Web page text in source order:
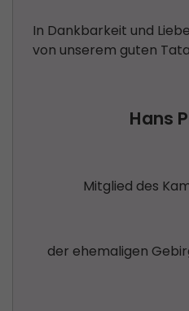
In Dankbarkeit und
von unserem guten Tata
Hans
Mitglied des
der ehemaligen